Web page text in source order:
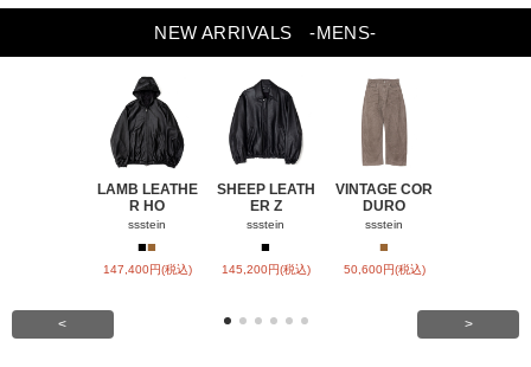
NEW ARRIVALS -MENS-
LAMB LEATHE
R HO
ssstein
■■
147,400円(税込)
SHEEP LEATH
ER Z
ssstein
■
145,200円(税込)
VINTAGE COR
DURO
ssstein
■
50,600円(税込)
< >